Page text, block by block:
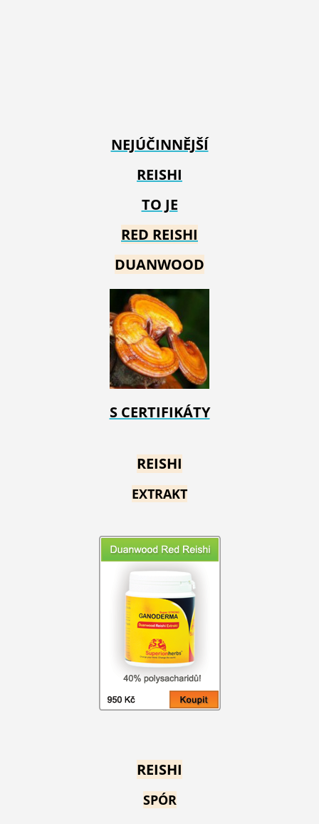
NEJÚČINNĚJŠÍ
REISHI
TO JE
RED REISHI
DUANWOOD
S CERTIFIKÁTY
REISHI
EXTRAKT
REISHI
SPÓR